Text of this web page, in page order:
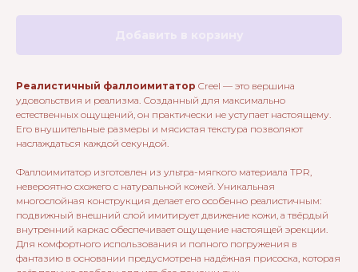
Реалистичный фаллоимитатор Creel — это вершина
удовольствия и реализма. Созданный для максимально
естественных ощущений, он практически не уступает настоящему.
Его внушительные размеры и мясистая текстура позволяют
наслаждаться каждой секундой.
Фаллоимитатор изготовлен из ультра-мягкого материала TPR,
невероятно схожего с натуральной кожей. Уникальная
многослойная конструкция делает его особенно реалистичным:
подвижный внешний слой имитирует движение кожи, а твёрдый
внутренний каркас обеспечивает ощущение настоящей эрекции.
Для комфортного использования и полного погружения в
фантазию в основании предусмотрена надёжная присоска, которая